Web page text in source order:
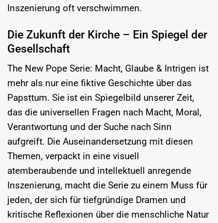
Inszenierung oft verschwimmen.
Die Zukunft der Kirche – Ein Spiegel der
Gesellschaft
The New Pope Serie: Macht, Glaube & Intrigen ist
mehr als nur eine fiktive Geschichte über das
Papsttum. Sie ist ein Spiegelbild unserer Zeit,
das die universellen Fragen nach Macht, Moral,
Verantwortung und der Suche nach Sinn
aufgreift. Die Auseinandersetzung mit diesen
Themen, verpackt in eine visuell
atemberaubende und intellektuell anregende
Inszenierung, macht die Serie zu einem Muss für
jeden, der sich für tiefgründige Dramen und
kritische Reflexionen über die menschliche Natur